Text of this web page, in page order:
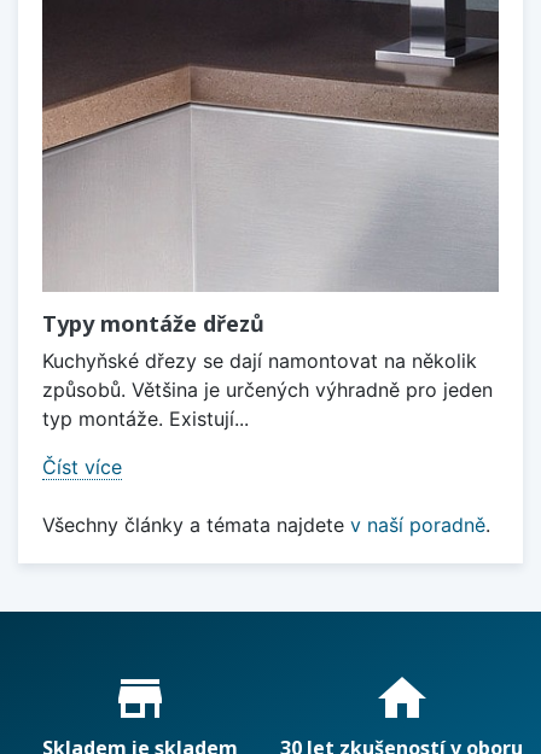
Typy montáže dřezů
Kuchyňské dřezy se dají namontovat na několik
způsobů. Většina je určených výhradně pro jeden
typ montáže. Existují...
Číst více
Všechny články a témata najdete v naší poradně.
Proč nakupovat u nás?
store_mall_directory
Skladem je skladem
home
30 let zkušeností v oboru